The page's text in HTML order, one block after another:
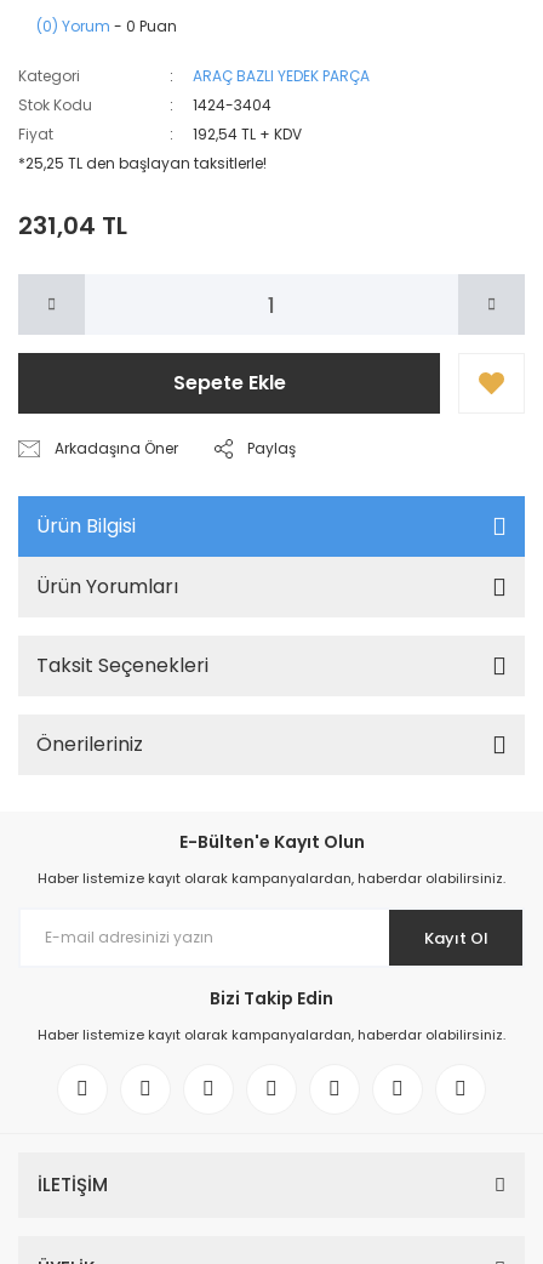
(0) Yorum - 0 Puan
Kategori
ARAÇ BAZLI YEDEK PARÇA
Stok Kodu
1424-3404
Fiyat
192,54 TL + KDV
*25,25 TL den başlayan taksitlerle!
231,04 TL
Sepete Ekle
Arkadaşına Öner Paylaş
Ürün Bilgisi
Ürün Yorumları
Taksit Seçenekleri
Önerileriniz
E-Bülten'e Kayıt Olun
Haber listemize kayıt olarak kampanyalardan, haberdar olabilirsiniz.
Kayıt Ol
Bizi Takip Edin
Haber listemize kayıt olarak kampanyalardan, haberdar olabilirsiniz.
İLETİŞİM